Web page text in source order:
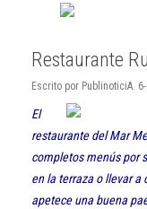
Restaurante
Escrito por PublinoticiA.
El
restaurante del Mar
completos menús por
en la terraza o llevar a
apetece una buena